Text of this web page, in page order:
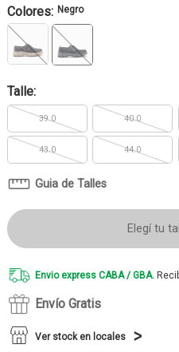
Colores: Negro
Talle:
39.0 40.0
43.0 44.0
Guia de Talles
Elegí tu
Envio express CABA / GBA.
Envío Gratis
Ver stock en locales